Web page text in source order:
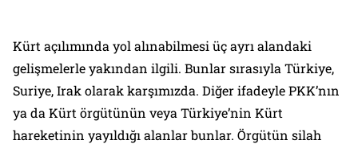
Kürt açılımında yol alınabilmesi üç ayrı alandaki
gelişmelerle yakından ilgili. Bunlar sırasıyla Türkiye,
Suriye, Irak olarak karşımızda. Diğer ifadeyle PKK’nın
ya da Kürt örgütünün veya Türkiye’nin Kürt
hareketinin yayıldığı alanlar bunlar. Örgütün silah